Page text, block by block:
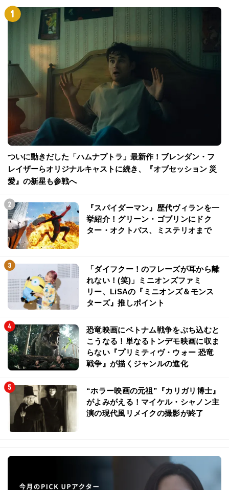
ついに動きだした「ハムナプトラ」最新作！ブレンダン・フ
レイザーらオリジナルキャストに続き、『オブセッション 災
愛』の新星も参戦へ
『スパイダーマン』歴代ヴィランを一
挙紹介！グリーン・ゴブリンにドク
ター・オクトパス、ミステリオまで
「ダイフクー！のフレーズが耳から離
れない！(笑)」ミニオンズファミ
リー、LiSAの『ミニオンズ＆モンス
ターズ』推しポイント
恐竜映画にベトナム戦争をぶち込むと
こうなる！単なるトンデモ映画に収ま
らない『プリミティヴ・ウォー 恐竜
戦争』が描くジャンルの進化
“ホラー映画の元祖”『カリガリ博士』
がよみがえる！マイケル・シャノン主
演の現代風リメイクの撮影が終了